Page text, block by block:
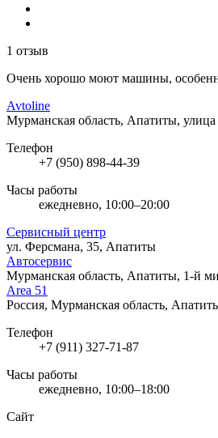
1 отзыв
Очень хорошо моют машины,
Avtoline
Мурманская область, Апатиты, улица
Телефон
+7 (950) 898-44-39
Часы работы
ежедневно, 10:00–20:00
Сервисный центр
ул. Ферсмана, 35, Апатиты
Автосервис
Мурманская область, Апатиты, 1-й
Area 51
Россия, Мурманская область,
Телефон
+7 (911) 327-71-87
Часы работы
ежедневно, 10:00–18:00
Сайт